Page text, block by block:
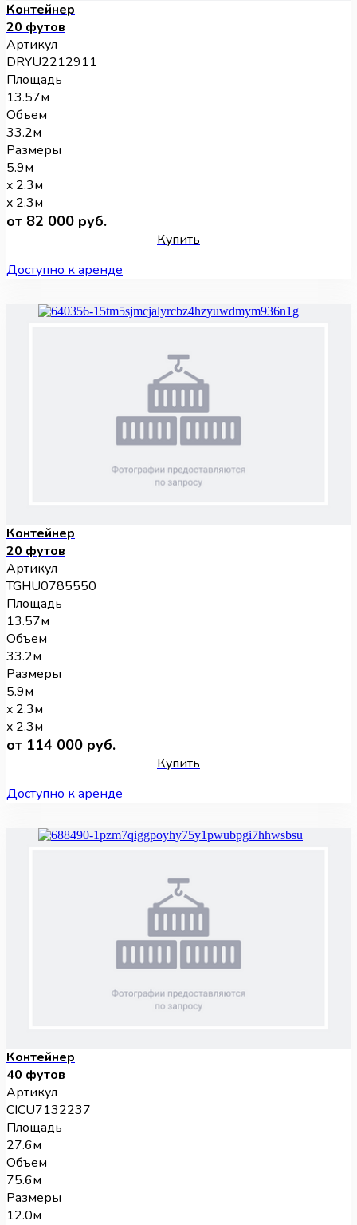
Контейнер
20 футов
Артикул
DRYU2212911
Площадь
13.57м
Объем
33.2м
Размеры
5.9м
x 2.3м
x 2.3м
от 82 000 руб.
Купить
Доступно к аренде
Контейнер
20 футов
Артикул
TGHU0785550
Площадь
13.57м
Объем
33.2м
Размеры
5.9м
x 2.3м
x 2.3м
от 114 000 руб.
Купить
Доступно к аренде
Контейнер
40 футов
Артикул
CICU7132237
Площадь
27.6м
Объем
75.6м
Размеры
12.0м